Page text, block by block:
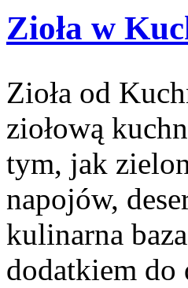
Zioła w
Zioła od
ziołową
tym, jak
napojów,
kulinarna
dodatkiem do